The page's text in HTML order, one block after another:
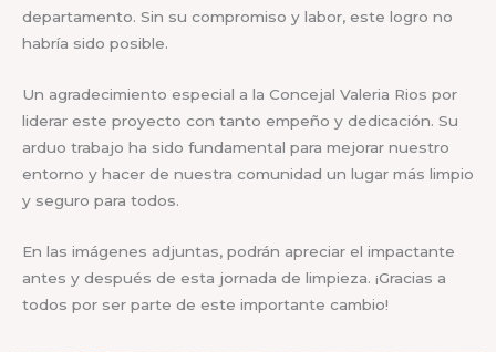
departamento. Sin su compromiso y labor, este logro no
habría sido posible.
Un agradecimiento especial a la Concejal Valeria Rios por
liderar este proyecto con tanto empeño y dedicación. Su
arduo trabajo ha sido fundamental para mejorar nuestro
entorno y hacer de nuestra comunidad un lugar más limpio
y seguro para todos.
En las imágenes adjuntas, podrán apreciar el impactante
antes y después de esta jornada de limpieza. ¡Gracias a
todos por ser parte de este importante cambio!